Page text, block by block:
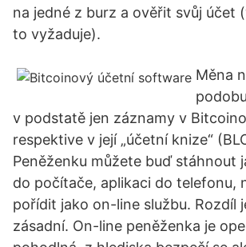
na jedné z burz a ověřit svůj účet
to vyžaduje).
Měna
v podstatě jen záznamy v
respektive v její „účetní knize“
Peněženku můžete buď stáhnout
do počítače, aplikaci do telefonu,
pořídit jako on-line službu. Rozdíl
zásadní. On-line peněženka je